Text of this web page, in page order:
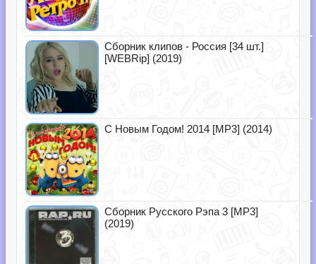
Сборник клипов - Россия [34 шт.]
[WEBRip] (2019)
С Новым Годом! 2014 [MP3] (2014)
Сборник Русского Рэпа 3 [MP3]
(2019)